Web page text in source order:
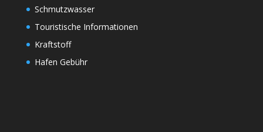
Schmutzwasser
Touristische Informationen
Kraftstoff
Hafen Gebühr